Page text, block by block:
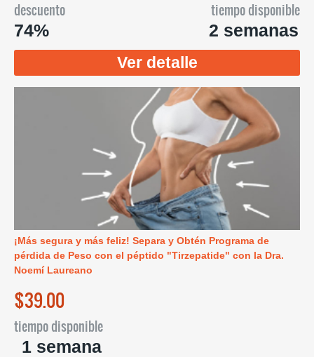
descuento
74%
tiempo disponible
2 semanas
Ver detalle
¡Más segura y más feliz! Separa y Obtén Programa de
pérdida de Peso con el péptido "Tirzepatide" con la Dra.
Noemí Laureano
$39.00
tiempo disponible
1 semana